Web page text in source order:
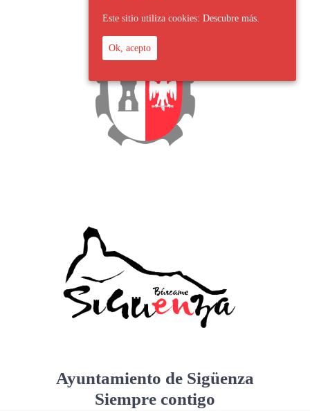
Ayuntamiento de Sigüenza
Siempre contigo
Este sitio utiliza cookies: Descubre más.
Ok, acepto